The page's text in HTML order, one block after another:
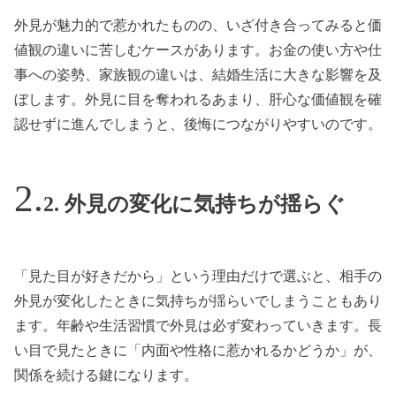
外見が魅力的で惹かれたものの、いざ付き合ってみると価
値観の違いに苦しむケースがあります。お金の使い方や仕
事への姿勢、家族観の違いは、結婚生活に大きな影響を及
ぼします。外見に目を奪われるあまり、肝心な価値観を確
認せずに進んでしまうと、後悔につながりやすいのです。
2. 外見の変化に気持ちが揺らぐ
「見た目が好きだから」という理由だけで選ぶと、相手の
外見が変化したときに気持ちが揺らいでしまうこともあり
ます。年齢や生活習慣で外見は必ず変わっていきます。長
い目で見たときに「内面や性格に惹かれるかどうか」が、
関係を続ける鍵になります。